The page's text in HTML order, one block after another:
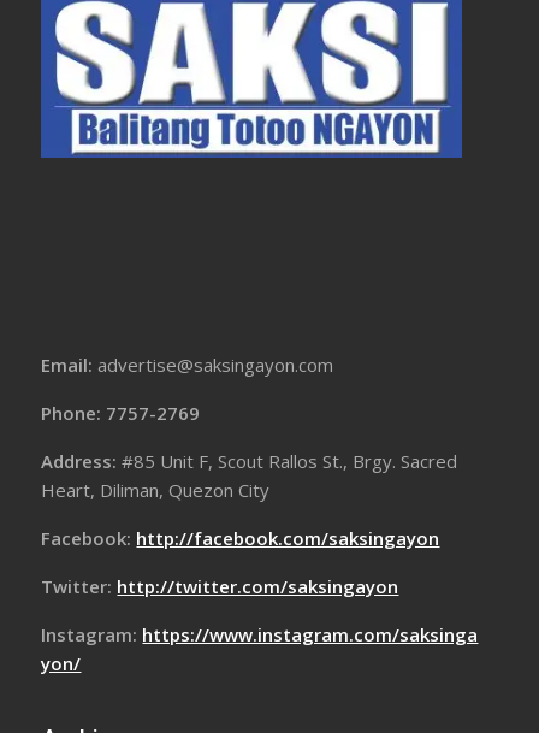
Email: advertise@saksingayon.com
Phone: 7757-2769
Address:#85 Unit F, Scout Rallos St., Brgy. Sacred
Heart, Diliman, Quezon City
Facebook: http://facebook.com/saksingayon
Twitter: http://twitter.com/saksingayon
Instagram: https://www.instagram.com/saksinga
yon/